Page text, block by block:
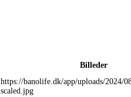
Billeder
https://banolife.dk/app/uploads/2024/
scaled.jpg